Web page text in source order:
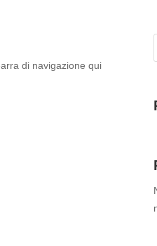
di navigazione qui